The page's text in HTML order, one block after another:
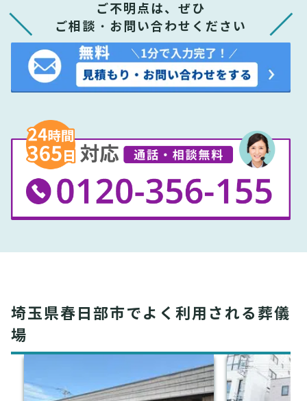
ご不明点は、ぜひ
ご相談・お問い合わせください
埼玉県春日部市でよく利用される葬儀
場